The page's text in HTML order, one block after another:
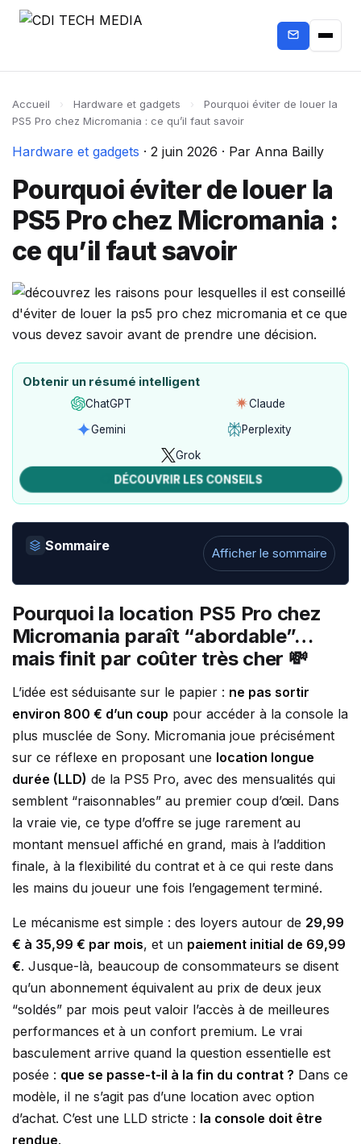
Accueil › Hardware et gadgets ›
Pourquoi éviter de louer la
PS5 Pro chez Micromania : ce qu’il faut savoir
Hardware et gadgets · 2 juin 2026 · Par Anna Bailly
Pourquoi éviter de louer la
PS5 Pro chez Micromania :
ce qu’il faut savoir
Obtenir un résumé intelligent
ChatGPT
Ouvrir
avec
Claude
Ouvrir
avec
Gemini
Ouvrir
Gemini
Perplexity
Ouvrir
Perplexity
Grok
Ouvrir
avec
Grok
DÉCOUVRIR LES CONSEILS
Sommaire Afficher le sommaire
Pourquoi la location PS5 Pro chez
Micromania paraît “abordable”…
mais finit par coûter très cher 💸
L’idée est séduisante sur le papier : ne pas sortir
environ 800 € d’un coup pour accéder à la console la
plus musclée de Sony. Micromania joue précisément
sur ce réflexe en proposant une location longue
durée (LLD) de la PS5 Pro, avec des mensualités qui
semblent “raisonnables” au premier coup d’œil. Dans
la vraie vie, ce type d’offre se juge rarement au
montant mensuel affiché en grand, mais à l’addition
finale, à la flexibilité du contrat et à ce qui reste dans
les mains du joueur une fois l’engagement terminé.
Le mécanisme est simple : des loyers autour de 29,99
€ à 35,99 € par mois, et un paiement initial de 69,99
€. Jusque-là, beaucoup de consommateurs se disent
qu’un abonnement équivalent au prix de deux jeux
“soldés” par mois peut valoir l’accès à de meilleures
performances et à un confort premium. Le vrai
basculement arrive quand la question essentielle est
posée : que se passe-t-il à la fin du contrat ? Dans ce
modèle, il ne s’agit pas d’une location avec option
d’achat. C’est une LLD stricte : la console doit être
rendue.